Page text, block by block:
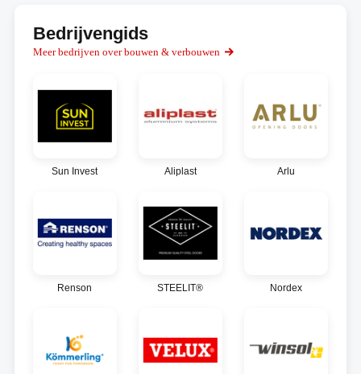
Bedrijvengids
Meer bedrijven over bouwen & verbouwen
Sun Invest Aliplast Arlu
Renson STEELIT® Nordex